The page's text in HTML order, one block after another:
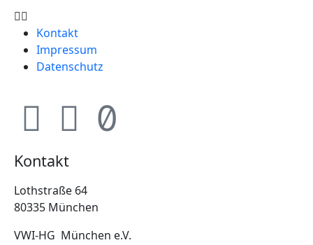
Kontakt
Impressum
Datenschutz
Kontakt
Lothstraße 64
80335 München
VWI-HG München e.V.